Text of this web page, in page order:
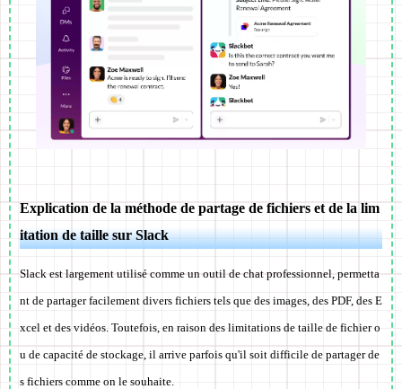
Explication de la méthode de partage de fichiers et de la lim
itation de taille sur Slack
Slack est largement utilisé comme un outil de chat professionnel, permetta
nt de partager facilement divers fichiers tels que des images, des PDF, des E
xcel et des vidéos. Toutefois, en raison des limitations de taille de fichier o
u de capacité de stockage, il arrive parfois qu'il soit difficile de partager de
s fichiers comme on le souhaite.